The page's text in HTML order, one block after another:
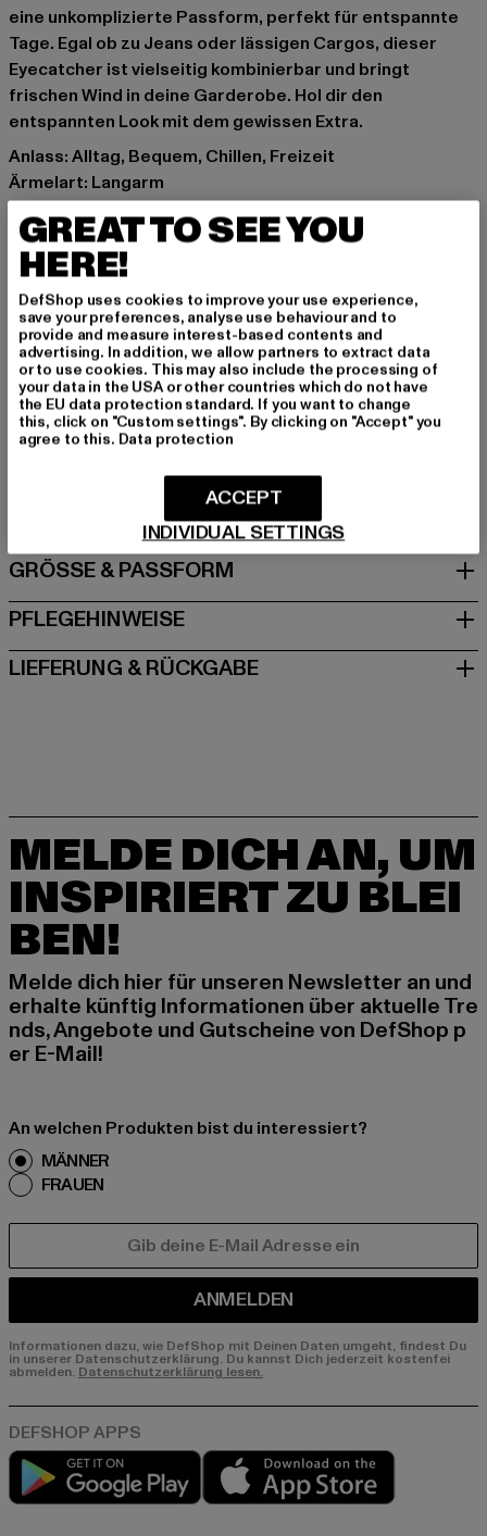
eine unkomplizierte Passform, perfekt für entspannte
Tage. Egal ob zu Jeans oder lässigen Cargos, dieser
Eyecatcher ist vielseitig kombinierbar und bringt
frischen Wind in deine Garderobe. Hol dir den
entspannten Look mit dem gewissen Extra.
Anlass: Alltag, Bequem, Chillen, Freizeit
Ärmelart: Langarm
Details: Brandlogo, Kängurutasche, Rippstrickbündchen
Schnitt: Normal
Marke: Dropsize
Farbe: pink
Hersteller Farbe: pink
Materialzusammensetzung: 70% Baumwolle, 30%
Polyester
Art.Nr: DS-HD-604-00185
Hersteller: Dropsize GmbH |management@dropsize.de
Motzener Straße 6 | 12277 Berlin | DE
GRÖSSE & PASSFORM
PFLEGEHINWEISE
LIEFERUNG & RÜCKGABE
MELDE DICH AN, UM
INSPIRIERT ZU BLEI
BEN!
Melde dich hier für unseren Newsletter an und
erhalte künftig Informationen über aktuelle Tre
nds, Angebote und Gutscheine von DefShop p
er E-Mail!
An welchen Produkten bist du interessiert?
MÄNNER
FRAUEN
ANMELDEN
Informationen dazu, wie DefShop mit Deinen Daten umgeht, findest Du
in unserer Datenschutzerklärung. Du kannst Dich jederzeit kostenfei
abmelden. Datenschutzerklärung lesen.
Play market
GREAT TO SEE YOU
HERE!
DefShop uses cookies to improve your use experience,
save your preferences, analyse use behaviour and to
provide and measure interest-based contents and
advertising. In addition, we allow partners to extract data
or to use cookies. This may also include the processing of
your data in the USA or other countries which do not have
the EU data protection standard. If you want to change
this, click on "Custom settings". By clicking on "Accept" you
agree to this. Data protection
INDIVIDUAL SETTINGS
ACCEPT